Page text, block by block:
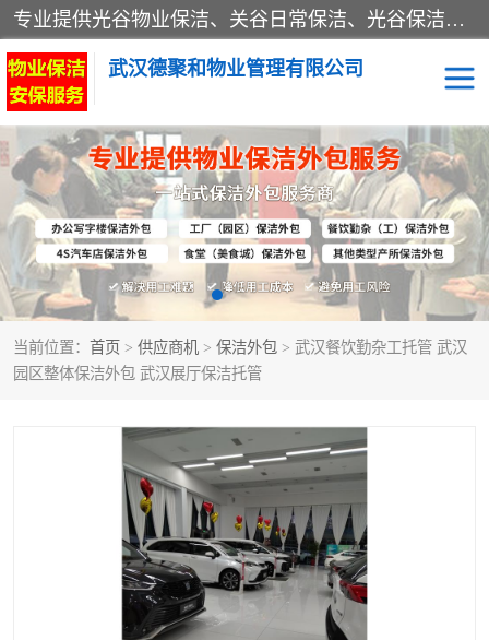
专业提供光谷物业保洁、关谷日常保洁、光谷保洁外包及武汉其他城区的单位日常保洁 武汉德聚和物业管理有限公司致力于打造中国专业物业保洁服务、日常保洁及其他保洁清洗外包服务。自公司成立以来提倡以先进的物业管理理念和模式经营，谋篇布局，以“至诚服务、精益求精、规范管理、锐意拓新”为质量方针，强化内部管理，为业主提供专业化、标准化和精细化的全方位物业服务，管理服务水平得到了广大业主和业内人士的一致好评。
武汉德聚和物业管理有限公司
当前位置： 首页 > 供应商机 > 保洁外包 > 武汉餐饮勤杂工托管 武汉
园区整体保洁外包 武汉展厅保洁托管
保洁外包